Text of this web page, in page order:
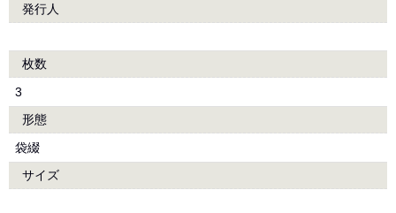
発行人
枚数
3
形態
袋綴
サイズ